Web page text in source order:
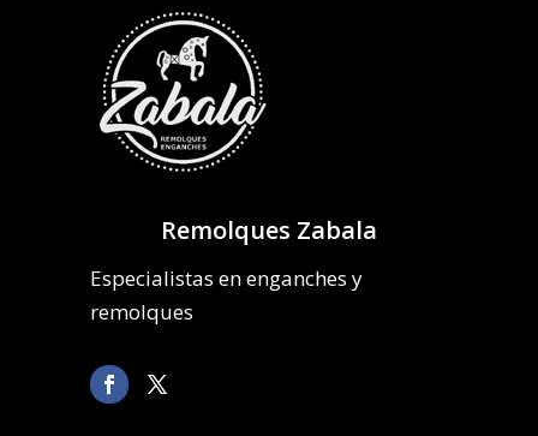
Remolques Zabala
Especialistas en enganches y
remolques